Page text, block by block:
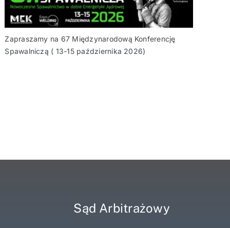
Zapraszamy na 67 Międzynarodową Konferencję
Spawalniczą ( 13-15 października 2026)
Sąd Arbitrażowy